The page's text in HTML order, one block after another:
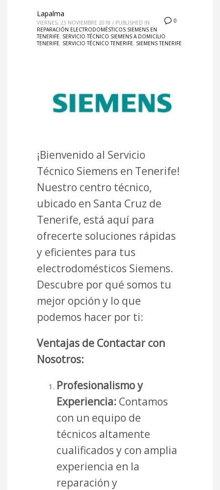
0
Lapalma
VIERNES, 23 NOVIEMBRE 2018 / PUBLISHED IN
REPARACIÓN ELECTRODOMÉSTICOS SIEMENS EN
TENERIFE, SERVICIO TÉCNICO SIEMENS A DOMICILIO
TENERIFE, SERVICIO TÉCNICO TENERIFE, SIEMENS TENERIFE
¡Bienvenido al Servicio
Técnico Siemens en Tenerife!
Nuestro centro técnico,
ubicado en Santa Cruz de
Tenerife, está aquí para
ofrecerte soluciones rápidas
y eficientes para tus
electrodomésticos Siemens.
Descubre por qué somos tu
mejor opción y lo que
podemos hacer por ti:
Ventajas de Contactar con
Nosotros:
Profesionalismo y
Experiencia: Contamos
con un equipo de
técnicos altamente
cualificados y con amplia
experiencia en la
reparación y